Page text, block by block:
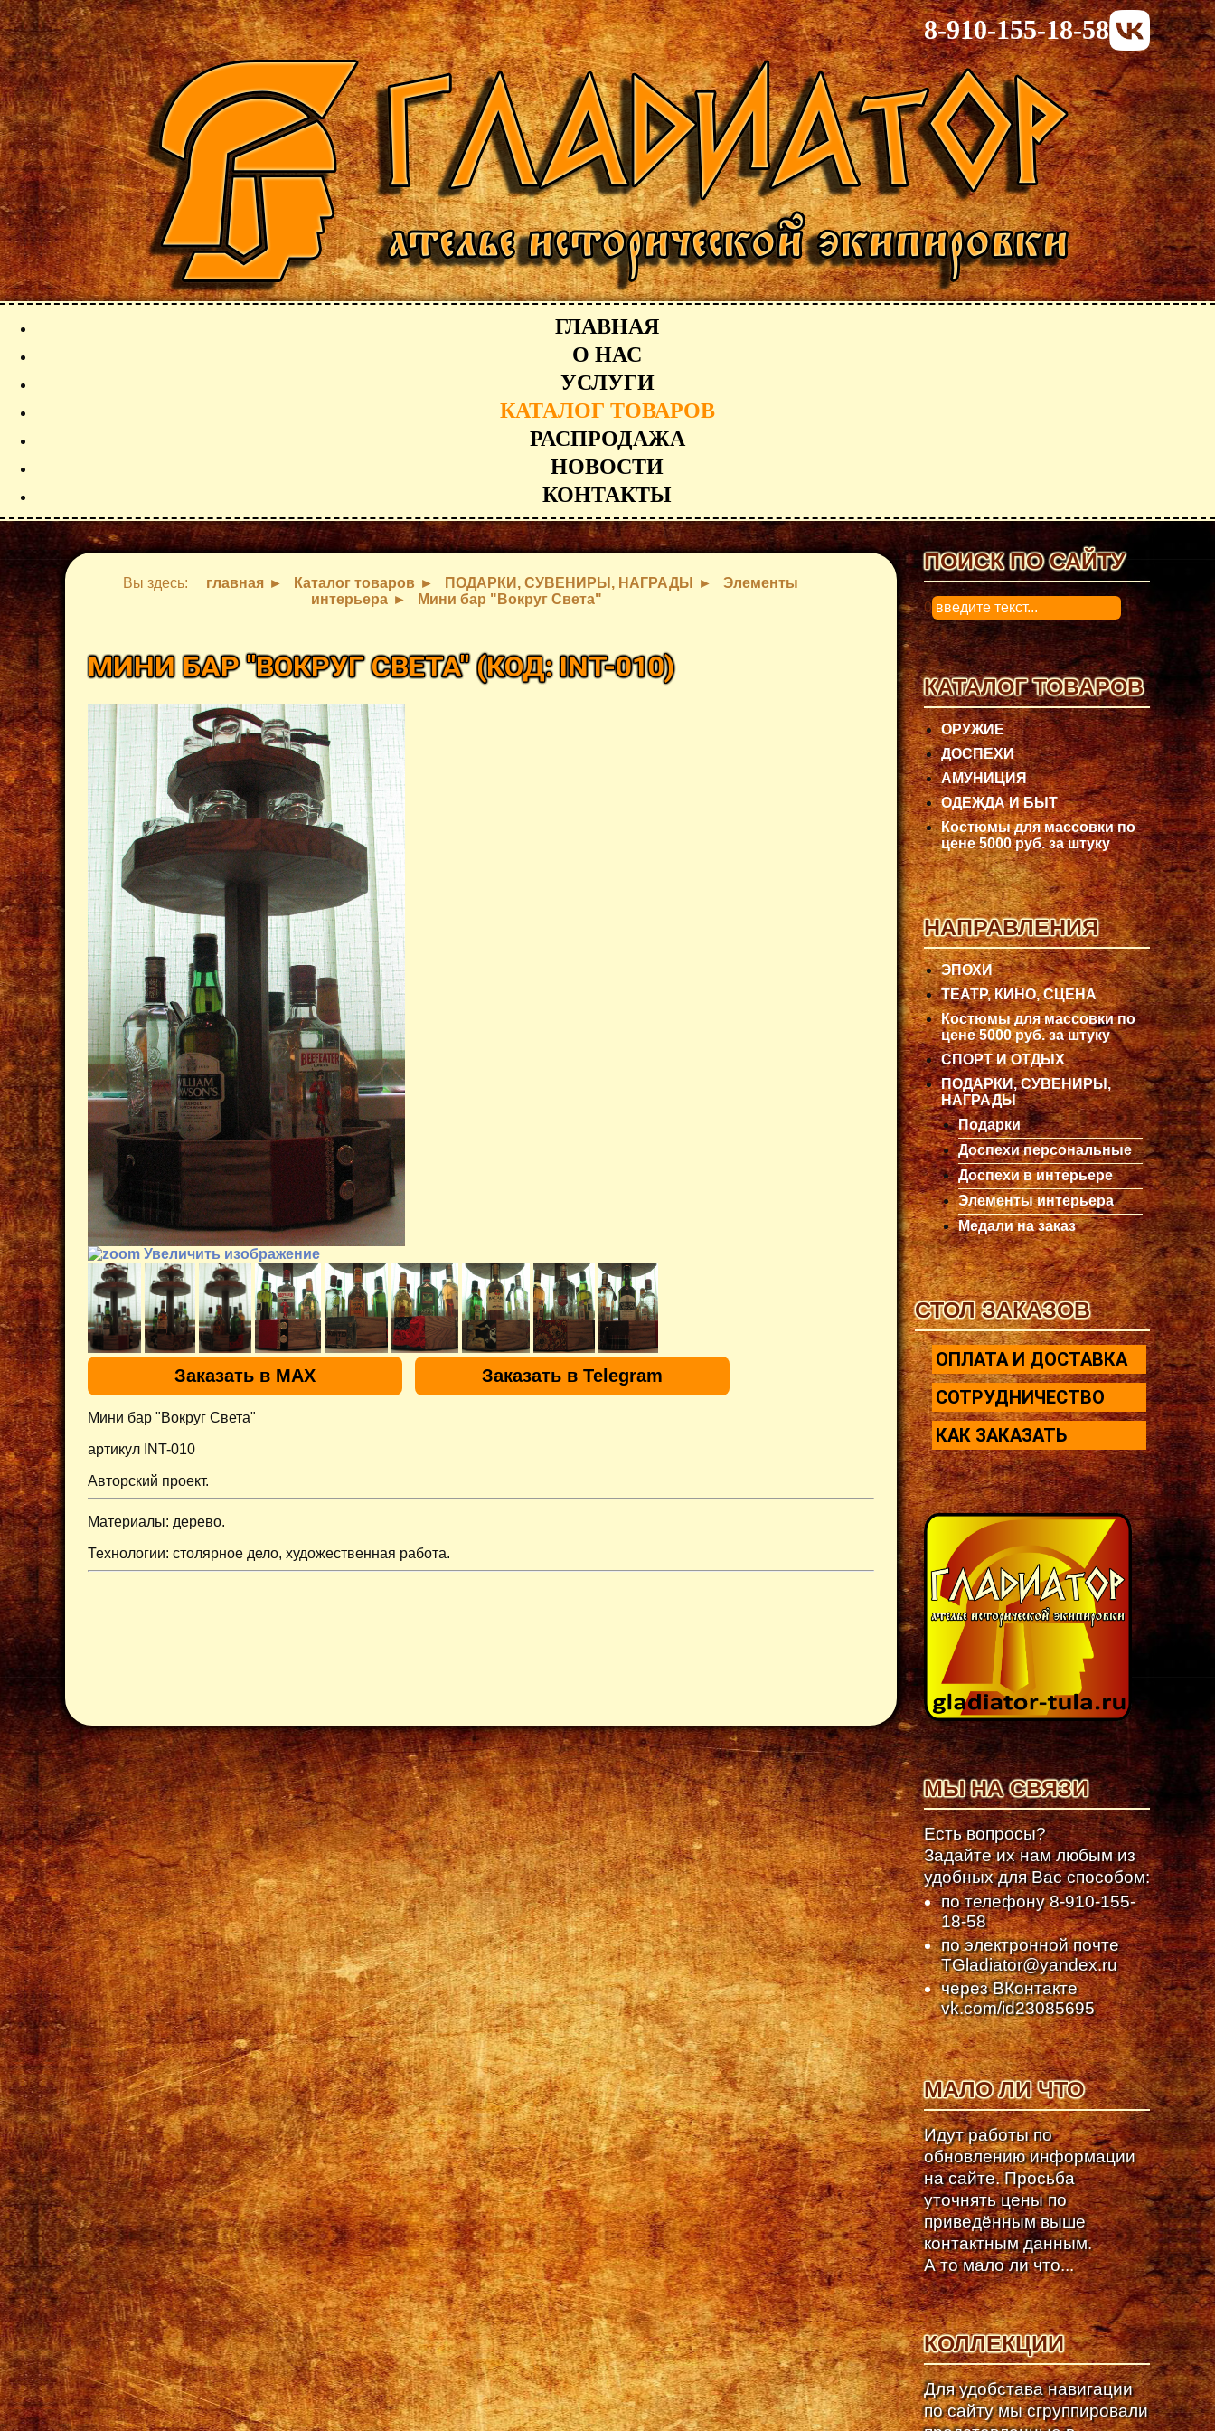
8-910-155-18-58
ГЛАВНАЯ
О НАС
УСЛУГИ
КАТАЛОГ ТОВАРОВ
РАСПРОДАЖА
НОВОСТИ
КОНТАКТЫ
Вы здесь: главная Каталог товаров ПОДАРКИ, СУВЕНИРЫ, НАГРАДЫ
Элементы
интерьера
Мини бар "Вокруг Света"
МИНИ БАР "ВОКРУГ СВЕТА"(КОД:INT-010)
Увеличить изображение
Заказать в MAX Заказать в Telegram
Мини бар "Вокруг Света"
артикул INT-010
Авторский проект.
Материалы: дерево.
Технологии: столярное дело, художественная работа.
ПОИСК ПО САЙТУ
0
КАТАЛОГ ТОВАРОВ
ОРУЖИЕ
ДОСПЕХИ
АМУНИЦИЯ
ОДЕЖДА И БЫТ
Костюмы для массовки по
цене 5000 руб. за штуку
НАПРАВЛЕНИЯ
ЭПОХИ
ТЕАТР, КИНО, СЦЕНА
Костюмы для массовки по
цене 5000 руб. за штуку
СПОРТ И ОТДЫХ
ПОДАРКИ, СУВЕНИРЫ,
НАГРАДЫ
Подарки
Доспехи персональные
Доспехи в интерьере
Элементы интерьера
Медали на заказ
СТОЛ ЗАКАЗОВ
ОПЛАТА И ДОСТАВКА
СОТРУДНИЧЕСТВО
КАК ЗАКАЗАТЬ
МЫ НА СВЯЗИ
Есть вопросы?
Задайте их нам любым из
удобных для Вас способом:
по телефону8-910-155-
18-58
по электронной почте
TGladiator@yandex.ru
через ВКонтакте
vk.com/id23085695
МАЛО ЛИ ЧТО
Идут работы по
обновлению информации
на сайте. Просьба
уточнять цены по
приведённым выше
контактным данным.
А то мало ли что...
КОЛЛЕКЦИИ
Для удобстава навигации
по сайту мы сгруппировали